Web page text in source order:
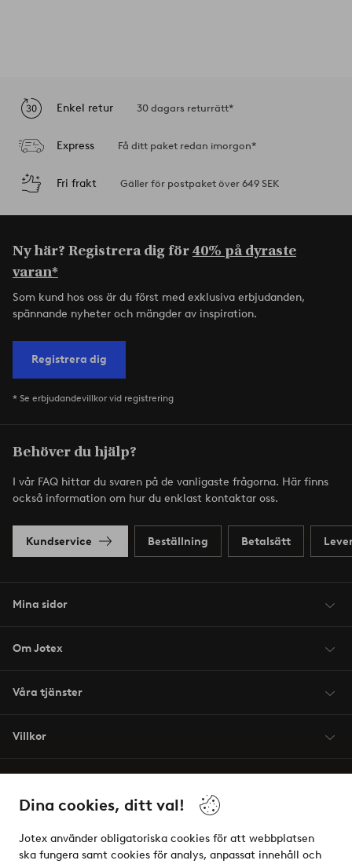
Dina cookies, ditt val!
Jotex använder obligatoriska cookies för att webbplatsen
ska fungera samt cookies för analys, anpassat innehåll och
Enkel retur 30 dagars returrätt*
Express Få ditt paket redan imorgon*
Fri frakt Gäller för postpaket över 649 SEK
Ny här? Registrera dig för40% på dyraste
varan*
Som kund hos oss är du först med exklusiva erbjudanden,
spännande nyheter och mängder av inspiration.
Registrera dig
* Se erbjudandevillkor vid registrering
Behöver du hjälp?
I vår FAQ hittar du svaren på de vanligaste frågorna. Här finns
också information om hur du enklast kontaktar oss.
Kundservice Beställning Betalsätt
Mina sidor
Om Jotex
Våra tjänster
Villkor